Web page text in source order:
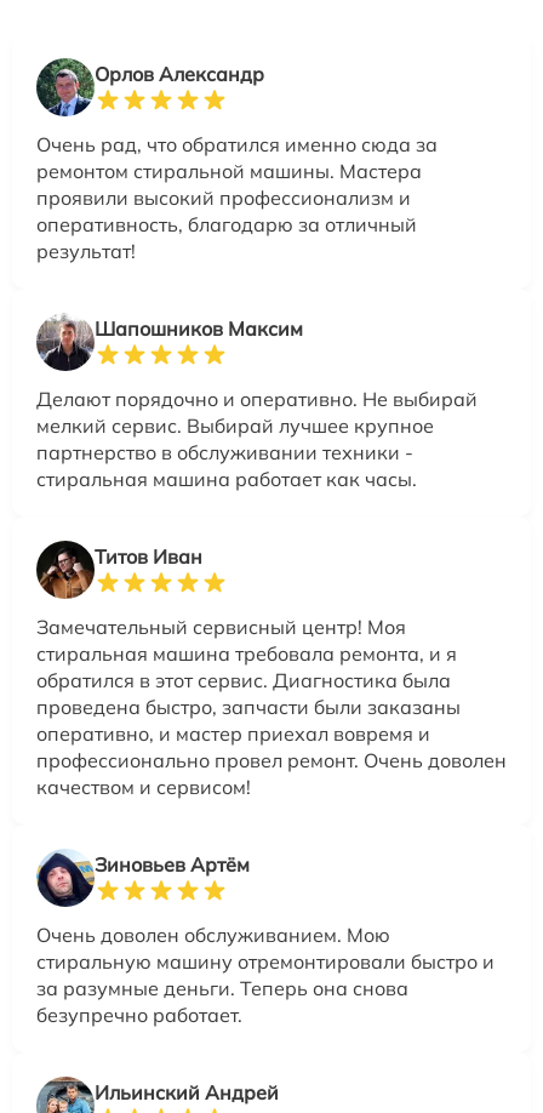
Орлов Александр
Очень рад, что обратился именно сюда за
ремонтом стиральной машины. Мастера
проявили высокий профессионализм и
оперативность, благодарю за отличный
результат!
Шапошников Максим
Делают порядочно и оперативно. Не выбирай
мелкий сервис. Выбирай лучшее крупное
партнерство в обслуживании техники -
стиральная машина работает как часы.
Титов Иван
Замечательный сервисный центр! Моя
стиральная машина требовала ремонта, и я
обратился в этот сервис. Диагностика была
проведена быстро, запчасти были заказаны
оперативно, и мастер приехал вовремя и
профессионально провел ремонт. Очень доволен
качеством и сервисом!
Зиновьев Артём
Очень доволен обслуживанием. Мою
стиральную машину отремонтировали быстро и
за разумные деньги. Теперь она снова
безупречно работает.
Ильинский Андрей